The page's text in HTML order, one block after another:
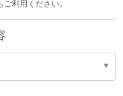
ご利用ください。